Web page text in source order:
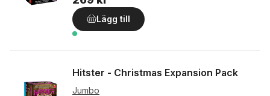
Lägg till
Hitster - Christmas Expansion Pack
Jumbo